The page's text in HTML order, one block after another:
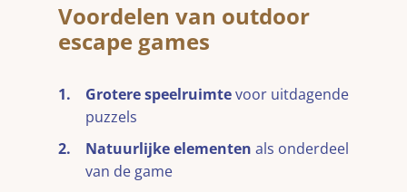
Voordelen van outdoor
escape games
Grotere speelruimtevoor uitdagende
puzzels
Natuurlijke elementen als onderdeel
van de game